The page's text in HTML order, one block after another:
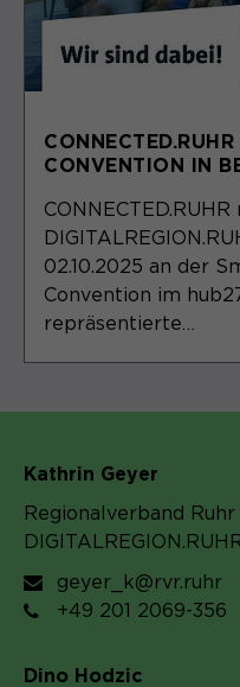
CONVENTION IN
02.10.2025 an der
Convention im
repräsentierte…
Kathrin Geyer
Regionalverband Ruhr
geyer_k@rvr.ruhr
+49 201 2069-356
Dino Hodzic